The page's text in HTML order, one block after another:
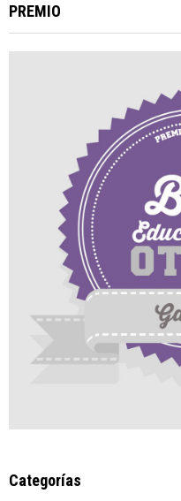
PREMIO
Categorías